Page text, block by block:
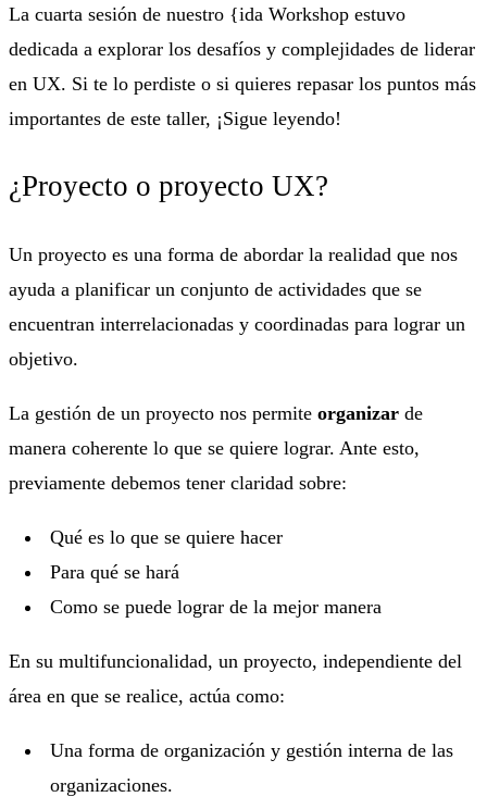
La cuarta sesión de nuestro {ida Workshop estuvo
dedicada a explorar los desafíos y complejidades de liderar
en UX. Si te lo perdiste o si quieres repasar los puntos más
importantes de este taller, ¡Sigue leyendo!
¿Proyecto o proyecto UX?
Un proyecto es una forma de abordar la realidad que nos
ayuda a planificar un conjunto de actividades que se
encuentran interrelacionadas y coordinadas para lograr un
objetivo.
La gestión de un proyecto nos permite organizar de
manera coherente lo que se quiere lograr. Ante esto,
previamente debemos tener claridad sobre:
Qué es lo que se quiere hacer
Para qué se hará
Como se puede lograr de la mejor manera
En su multifuncionalidad, un proyecto, independiente del
área en que se realice, actúa como:
Una forma de organización y gestión interna de las
organizaciones.